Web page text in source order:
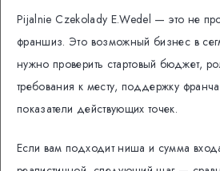
Pijalnie Czekolady E.Wedel — это не
франшиз. Это возможный бизнес в
нужно проверить стартовый бюджет,
требования к месту, поддержку
показатели действующих точек.
Если вам подходит ниша и сумма